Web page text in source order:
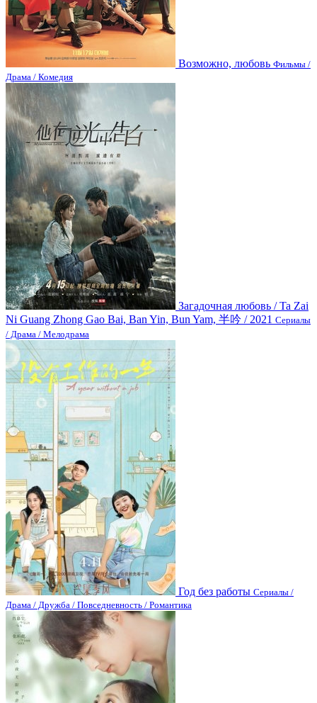
Возможно, любовь Фильмы /
Драма / Комедия
Загадочная любовь / Ta Zai
Ni Guang Zhong Gao Bai, Ban Yin, Bun Yam, 半吟 / 2021 Сериалы
/ Драма / Мелодрама
Год без работы Сериалы /
Драма / Дружба / Повседневность / Романтика